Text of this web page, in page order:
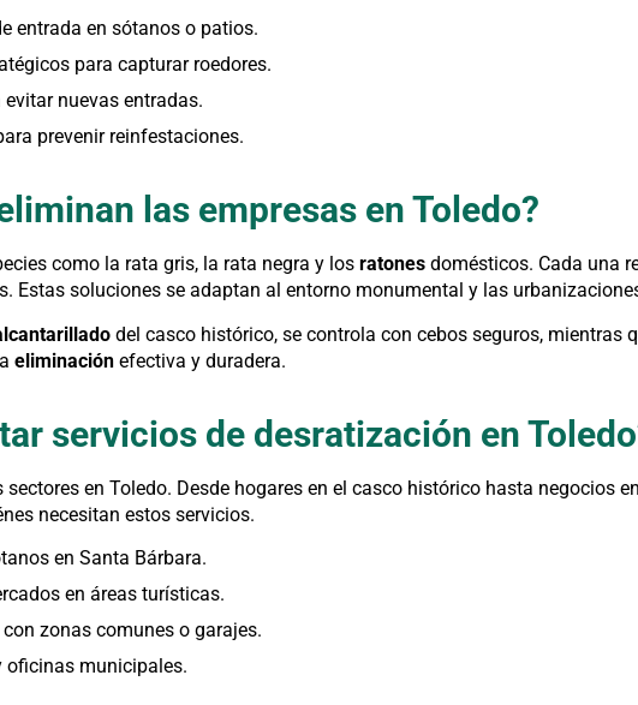
entrada en sótanos o patios.
para capturar roedores.
nuevas entradas.
prevenir reinfestaciones.
las empresas en Toledo?
como la rata gris, la rata negra y los ratones domésticos. Cada una
Estas soluciones se adaptan al entorno monumental y las
del casco histórico, se controla con cebos seguros, mientras
eliminación efectiva y duradera.
servicios de desratización en
en Toledo. Desde hogares en el casco histórico hasta negocios
necesitan estos servicios.
en Santa Bárbara.
en áreas turísticas.
zonas comunes o garajes.
oficinas municipales.